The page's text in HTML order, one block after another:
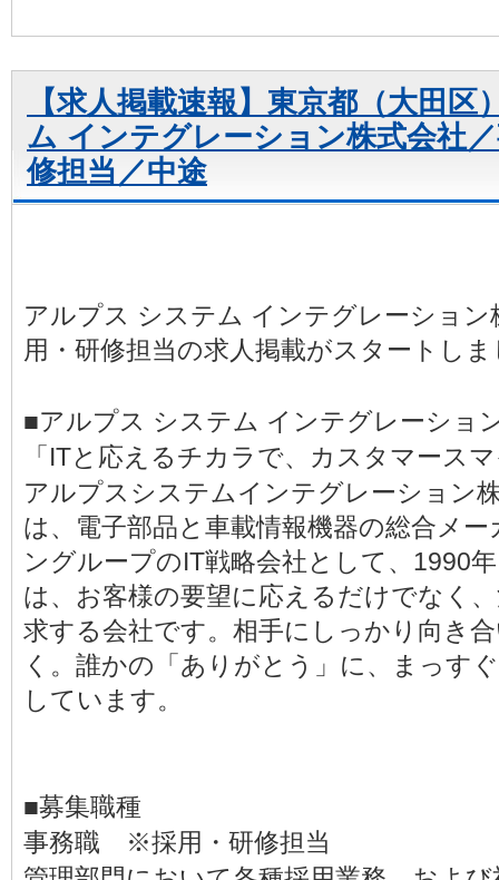
【求人掲載速報】東京都（大田
ム インテグレーション株式会社
修担当／中途
アルプス システム インテグレーシ
用・研修担当の求人掲載がスタートし
■アルプス システム インテグレーショ
「ITと応えるチカラで、カスタマース
アルプスシステムインテグレーション
は、電子部品と車載情報機器の総合メ
ングループのIT戦略会社として、1990
は、お客様の要望に応えるだけでなく
求する会社です。相手にしっかり向き
く。誰かの「ありがとう」に、まっす
しています。
■募集職種
事務職 ※採用・研修担当